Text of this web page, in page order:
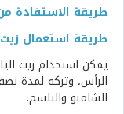
طريقة الاستفادة
طريقة استعمال
يمكن استخدام زيت
الرأس، وتركه لمدة
الشامبو والبلسم.